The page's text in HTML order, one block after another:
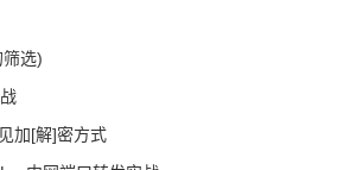
选)
加[解]密方式